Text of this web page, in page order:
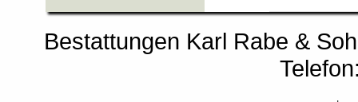
Bestattungen Karl Rabe &